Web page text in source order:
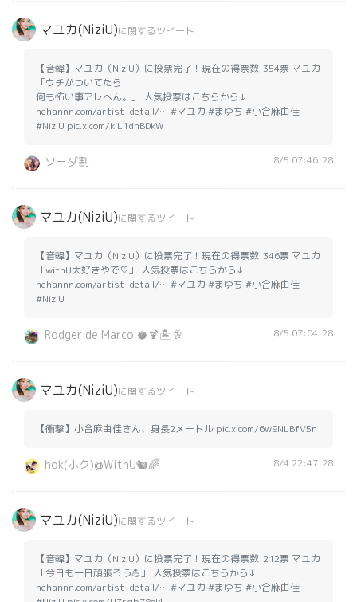
マユカ(NiziU)に関するツイート
【音韓】マユカ（NiziU）に投票完了！現在の得票数:354票 マユカ
「ウチがついてたら
何も怖い事アレへん。」 人気投票はこちらから↓
nehannn.com/artist-detail/… #マユカ #まゆち #小合麻由佳
#NiziU pic.x.com/kiL1dnBDkW
ソーダ割 8/5 07:46:28
マユカ(NiziU)に関するツイート
【音韓】マユカ（NiziU）に投票完了！現在の得票数:346票 マユカ
「withU大好きやで♡」 人気投票はこちらから↓
nehannn.com/artist-detail/… #マユカ #まゆち #小合麻由佳
#NiziU
Rodger de Marco 🥥🍹🏝️🥂 8/5 07:04:28
マユカ(NiziU)に関するツイート
【衝撃】小合麻由佳さん、身長2メートル pic.x.com/6w9NLBfV5n
hok(ホク)@WithU🐿️🌈 8/4 22:47:28
マユカ(NiziU)に関するツイート
【音韓】マユカ（NiziU）に投票完了！現在の得票数:212票 マユカ
「今日も一日頑張ろう💪」 人気投票はこちらから↓
nehannn.com/artist-detail/… #マユカ #まゆち #小合麻由佳